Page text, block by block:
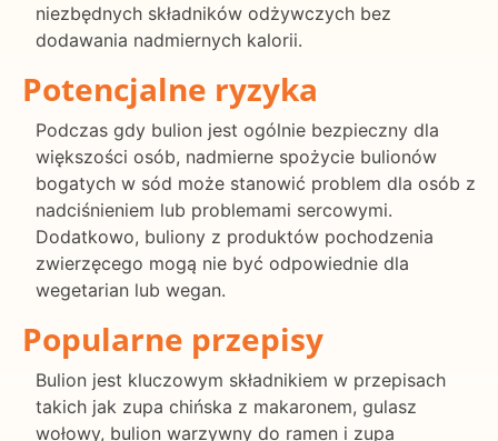
niezbędnych składników odżywczych bez
dodawania nadmiernych kalorii.
Potencjalne ryzyka
Podczas gdy bulion jest ogólnie bezpieczny dla
większości osób, nadmierne spożycie bulionów
bogatych w sód może stanowić problem dla osób z
nadciśnieniem lub problemami sercowymi.
Dodatkowo, buliony z produktów pochodzenia
zwierzęcego mogą nie być odpowiednie dla
wegetarian lub wegan.
Popularne przepisy
Bulion jest kluczowym składnikiem w przepisach
takich jak zupa chińska z makaronem, gulasz
wołowy, bulion warzywny do ramen i zupa